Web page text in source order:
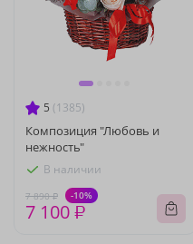
5 (1385)
Композиция "Любовь и
нежность"
В наличии
7 890 ₽ -10%
7 100 ₽